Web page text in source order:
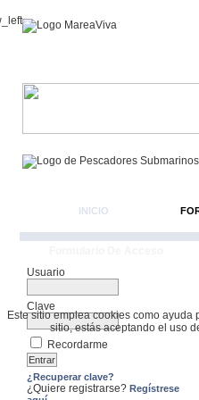
Este sitio emplea cookies como ayuda
sitio, estás aceptando el uso
INICIO
Usuario
Clave
Recordarme
¿Recuperar clave?
¿Quiere registrarse? Regístrese